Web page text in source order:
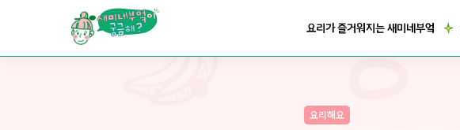
요리가 즐거워지는 새미네부엌
요리해요